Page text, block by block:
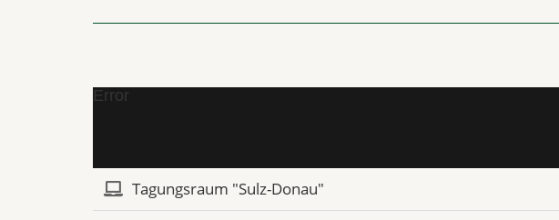
Error
Tagungsraum "Sulz-Donau"